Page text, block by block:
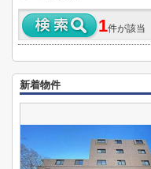
1件が該当
新着物件